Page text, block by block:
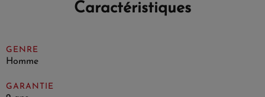
Caractéristiques
GENRE
Homme
GARANTIE